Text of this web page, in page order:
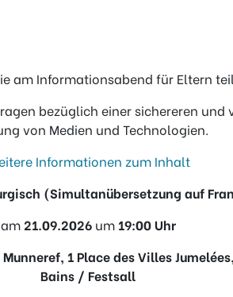
am Informationsabend für Eltern
bezüglich einer sichereren
von Medien und Technologien.
Informationen zum Inhalt
(Simultanübersetzung auf
am 21.09.2026 um 19:00 Uhr
1 Place des Villes
Bains / Festsall